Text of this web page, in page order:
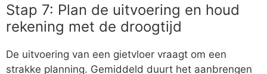
Stap 7: Plan de uitvoering en houd
rekening met de droogtijd
De uitvoering van een gietvloer vraagt om een
strakke planning. Gemiddeld duurt het aanbrengen